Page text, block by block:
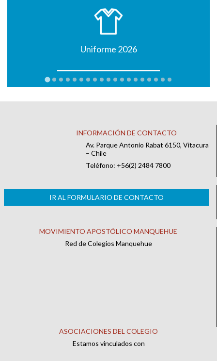
Uniforme 2026
INFORMACIÓN DE CONTACTO
Av. Parque Antonio Rabat 6150, Vitacura
– Chile
Teléfono: +56(2) 2484 7800
IR AL FORMULARIO DE CONTACTO
MOVIMIENTO APOSTÓLICO MANQUEHUE
Red de Colegios Manquehue
ASOCIACIONES DEL COLEGIO
Estamos vinculados con